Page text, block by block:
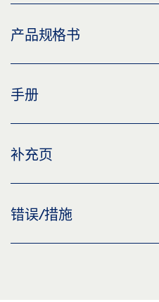
下载 (PNG)
下载 (JPG)
标签义务: © GEZE GmbH
闭门器 TS 5000 L-R-ISM, 安
下载 (PNG)
标签义务: © Lothar Wels / GEZE
闭门器 TS 5000 L-R-ISM, 安
DEUTSCHLAND AG。
下载 (PNG)
产品规格书
TS 5000 L-R-ISM 产品规格
手册
TS 5000 L/ TS 5000 L
补充页
CUSTOMER INFORMATION
错误/措施